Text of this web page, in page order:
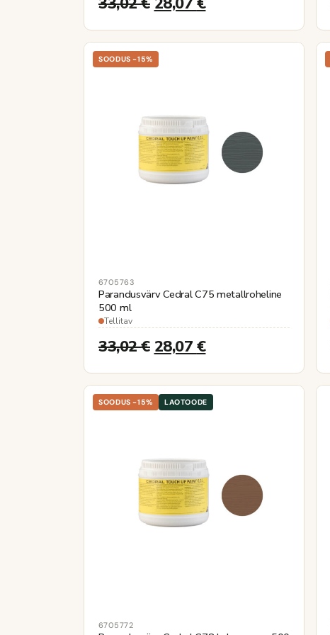
SOODUS -15%
6705763
Parandusvärv Cedral C75 metallroheline
500 ml
Tellitav
33,02€ 28,07 €
SOODUS -15% LAOTOODE
6705772